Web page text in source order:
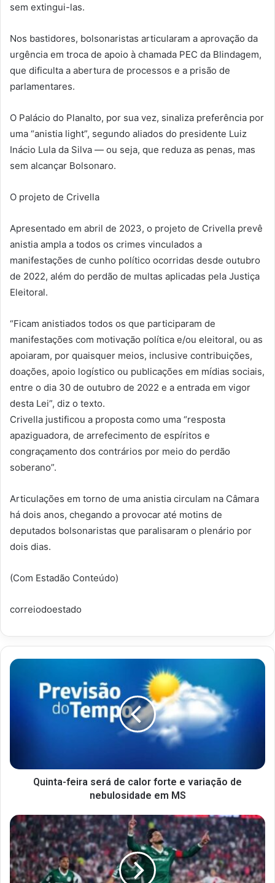
sem extingui-las.
Nos bastidores, bolsonaristas articularam a aprovação da
urgência em troca de apoio à chamada PEC da Blindagem,
que dificulta a abertura de processos e a prisão de
parlamentares.
O Palácio do Planalto, por sua vez, sinaliza preferência por
uma “anistia light”, segundo aliados do presidente Luiz
Inácio Lula da Silva — ou seja, que reduza as penas, mas
sem alcançar Bolsonaro.
O projeto de Crivella
Apresentado em abril de 2023, o projeto de Crivella prevê
anistia ampla a todos os crimes vinculados a
manifestações de cunho político ocorridas desde outubro
de 2022, além do perdão de multas aplicadas pela Justiça
Eleitoral.
“Ficam anistiados todos os que participaram de
manifestações com motivação política e/ou eleitoral, ou as
apoiaram, por quaisquer meios, inclusive contribuições,
doações, apoio logístico ou publicações em mídias sociais,
entre o dia 30 de outubro de 2022 e a entrada em vigor
desta Lei”, diz o texto.
Crivella justificou a proposta como uma “resposta
apaziguadora, de arrefecimento de espíritos e
congraçamento dos contrários por meio do perdão
soberano”.
Articulações em torno de uma anistia circulam na Câmara
há dois anos, chegando a provocar até motins de
deputados bolsonaristas que paralisaram o plenário por
dois dias.
(Com Estadão Conteúdo)
correiodoestado
Quinta-feira será de calor forte e variação de
nebulosidade em MS